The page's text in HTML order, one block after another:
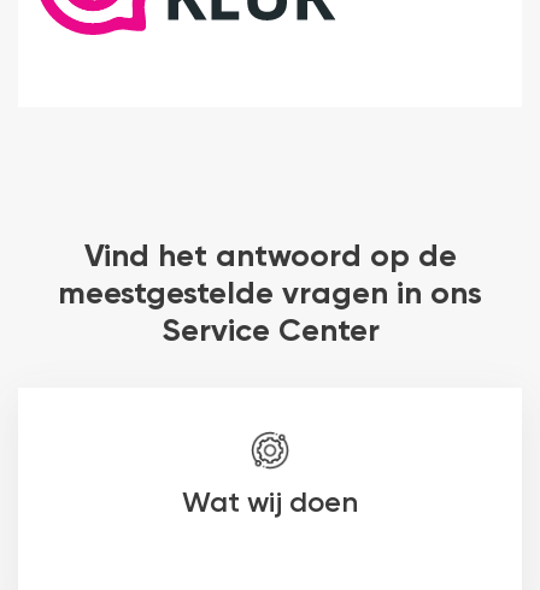
Vind het antwoord op de
meestgestelde vragen in ons
Service Center
Wat wij doen